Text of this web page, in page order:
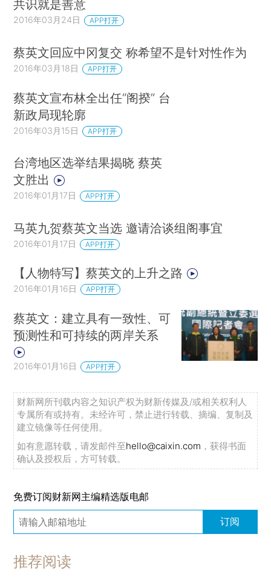
共识就是善意
2016年03月24日 APP打开
蔡英文回应中冈复交 称希望不是针对性作为
2016年03月18日 APP打开
蔡英文宣布林全出任“阁揆” 台
新政局现轮廓
2016年03月15日 APP打开
台湾地区选举结果揭晓 蔡英
文胜出
2016年01月17日 APP打开
马英九贺蔡英文当选 邀请洽谈组阁事宜
2016年01月17日 APP打开
【人物特写】蔡英文的上升之路
2016年01月16日 APP打开
蔡英文：建立具有一致性、可
预测性和可持续的两岸关系
2016年01月16日 APP打开
财新网所刊载内容之知识产权为财新传媒及/或相关权利人
专属所有或持有。未经许可，禁止进行转载、摘编、复制及
建立镜像等任何使用。
如有意愿转载，请发邮件至hello@caixin.com ，获得书面
确认及授权后，方可转载。
免费订阅财新网主编精选版电邮
订阅
推荐阅读